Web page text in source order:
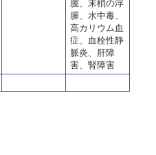
腫、末梢の浮
腫、水中毒、
高カリウム血
症、血栓性静
脈炎、肝障
害、腎障害